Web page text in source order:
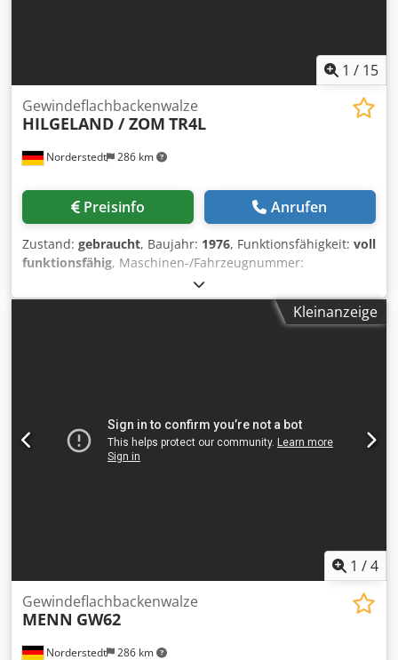
1 / 15
Norderstedt 286 km
Gewindeflachbackenwalze
HILGELAND / ZOM TR4L
Preisinfo Anrufen
Zustand: gebraucht, Baujahr: 1976, Funktionsfähigkeit: voll
funktionsfähig, Maschinen-/Fahrzeugnummer:
, Offertennummer: M14L/8736 Maschinenart:
Gewindeflachbackenwalze Info: Schwingförderer Fabrikat:
Kleinanzeige
1 /4
Norderstedt 286 km
Gewindeflachbackenwalze
MENN GW62